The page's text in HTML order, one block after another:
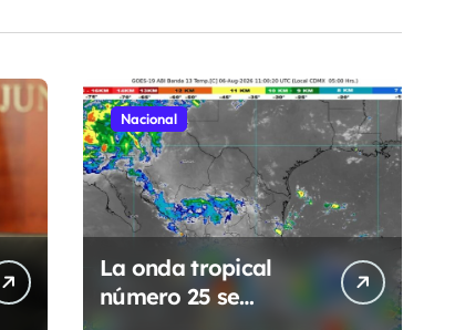
Nacional
La onda tropical
número 25 se